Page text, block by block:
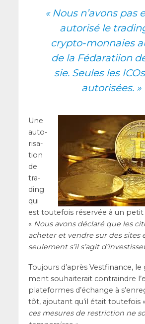
«Nous n’a­vons pas
auto­ri­sé le
cryp­to-mon­naies
de la Féda­ra­tiion
sie. Seules les
autorisées. »
Une
auto­
ri­sa­
tion
de
tra­
ding
qui
est tou­te­fois réser­vée à un
« Nous avons décla­ré que les
ache­ter et vendre sur des sites
seule­ment s’il s’a­git
Tou­jours d’a­près Vest­fi­nance,
ment sou­hai­te­rait contraindre
pla­te­formes d’é­change à
tôt, ajou­tant qu’il était tou­te­fois «
ces mesures de res­tric­tion ne